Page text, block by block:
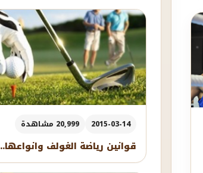
2015-03-14 20,999 مشاهدة
قوانين رياضة الغولف وانواعها..